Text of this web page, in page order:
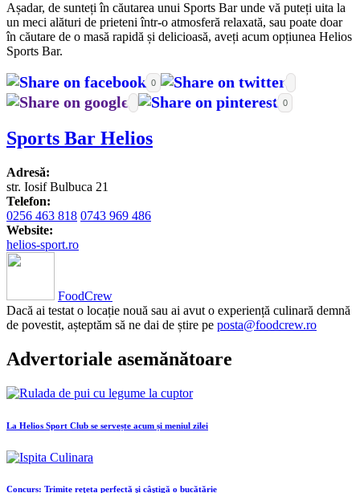
Așadar, de sunteți în căutarea unui Sports Bar unde vă puteți uita la
un meci alături de prieteni într-o atmosferă relaxată, sau poate doar
în căutare de o masă rapidă și delicioasă, aveți acum opțiunea Helios
Sports Bar.
0
0
Sports Bar Helios
Adresă:
str. Iosif Bulbuca 21
Telefon:
0256 463 818 0743 969 486
Website:
helios-sport.ro
FoodCrew
Dacă ai testat o locație nouă sau ai avut o experiență culinară demnă
de povestit, așteptăm să ne dai de știre pe posta@foodcrew.ro
Advertoriale asemănătoare
La Helios Sport Club se servește acum și meniul zilei
Concurs: Trimite reţeta perfectă şi câştigă o bucătărie